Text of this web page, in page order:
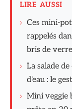
LIRE AUSSI
› Ces mini-
rappelés
bris de verre
› La salade
d'eau : le
› Mini veggie